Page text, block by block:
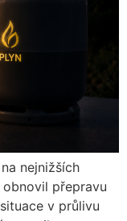
nejnižších
přepravu
v průlivu